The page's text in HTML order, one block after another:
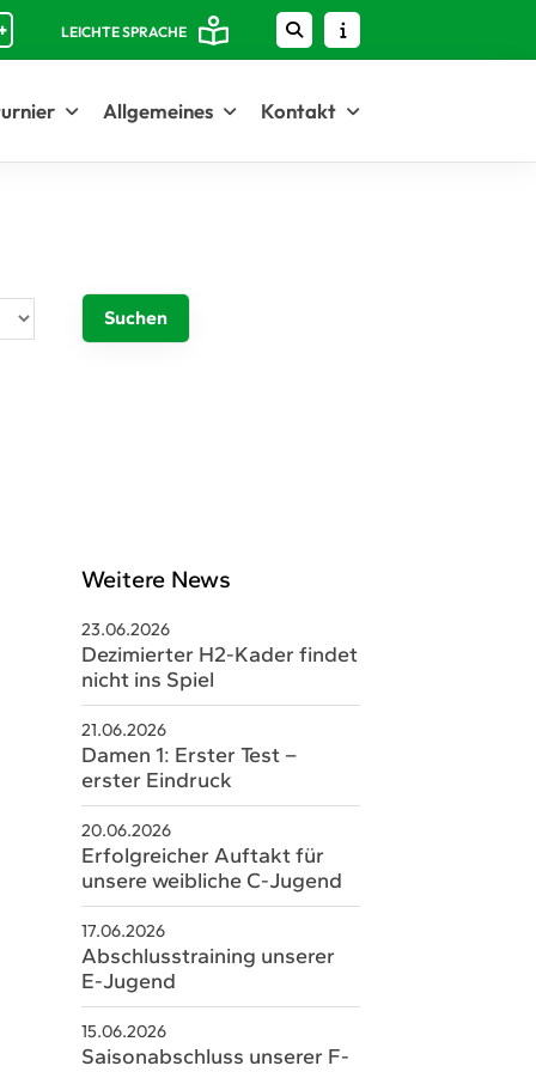
LEICHTE SPRACHE
Allgemeines Kontakt
Weitere News
23.06.2026
Dezimierter H2-Kader findet
nicht ins Spiel
21.06.2026
Damen 1: Erster Test –
erster Eindruck
20.06.2026
Erfolgreicher Auftakt für
unsere weibliche C-Jugend
17.06.2026
Abschlusstraining unserer
E-Jugend
15.06.2026
Saisonabschluss unserer F-
Sobernheim e.V.
Staaren 26
Bad Sobernheim
06751 8579328